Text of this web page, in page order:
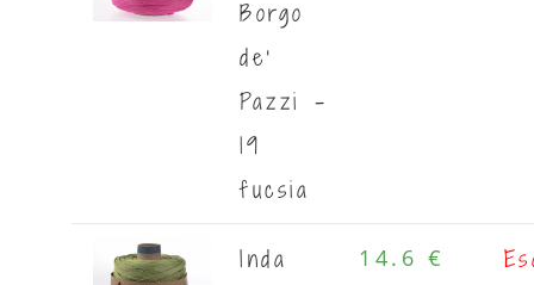
Borgo
de'
Pazzi -
19
fucsia
Inda
14.6 €